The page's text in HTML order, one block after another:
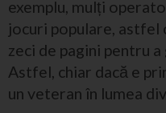
exemplu, mulți
jocuri populare, astfel
zeci de pagini pentru
Astfel, chiar dacă e
un veteran în lumea